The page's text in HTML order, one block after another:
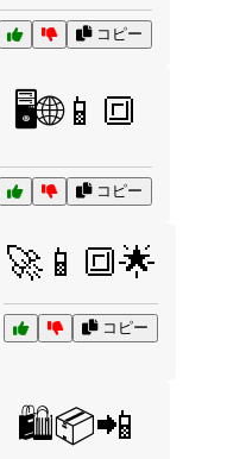
コピー
🖥️🌐📱🔳
コピー
🚀📱🔳🌟
コピー
🛍️📦📲